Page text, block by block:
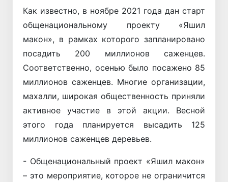
Как известно, в ноябре 2021 года дан старт
общенациональному проекту «Яшил
макон», в рамках которого запланировано
посадить 200 миллионов саженцев.
Соответственно, осенью было посажено 85
миллионов саженцев. Многие организации,
махалли, широкая общественность приняли
активное участие в этой акции. Весной
этого года планируется высадить 125
миллионов саженцев деревьев.
- Общенациональный проект «Яшил макон»
– это мероприятие, которое не ограничится